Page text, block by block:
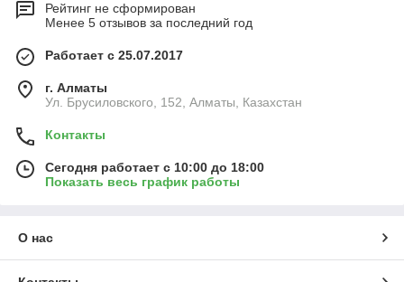
Рейтинг не сформирован
Менее 5 отзывов за последний год
Работает с 25.07.2017
г. Алматы
Ул. Брусиловского, 152, Алматы, Казахстан
Контакты
Сегодня работает с 10:00 до 18:00
Показать весь график работы
О нас